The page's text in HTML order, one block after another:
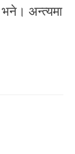
भने। अन्त्यमा